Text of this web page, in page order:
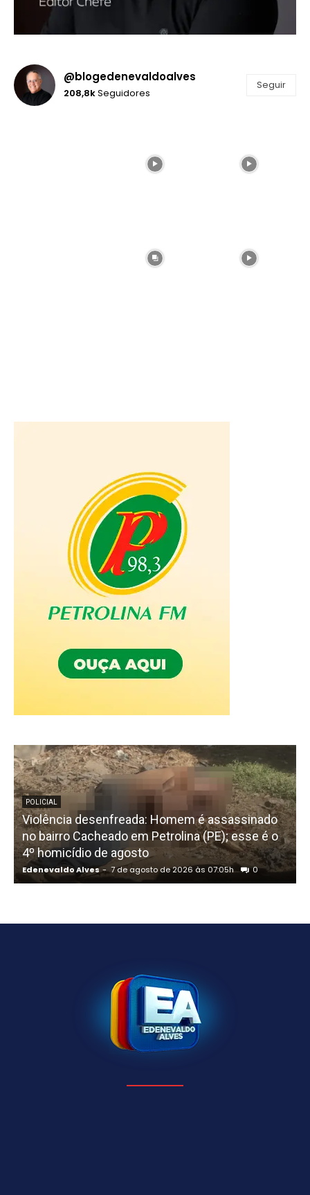
@blogedenevaldoalves
208,8kSeguidores
Seguir
POLICIAL
Violência desenfreada: Homem é assassinado
no bairro Cacheado em Petrolina (PE); esse é o
4º homicídio de agosto
Edenevaldo Alves - 7 de agosto de 2026 às 07:05h 0